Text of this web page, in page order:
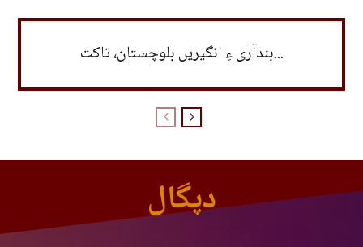
بندآری ءِ انگیریں بلوچستان، تاکت...
دپگال